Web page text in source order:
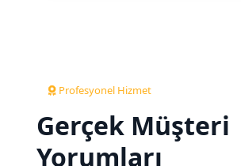
Profesyonel Hizmet
Gerçek Müşteri
Yorumları